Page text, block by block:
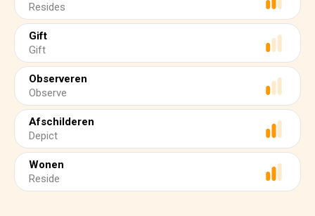
Resides
Gift
Gift
Observeren
Observe
Afschilderen
Depict
Wonen
Reside